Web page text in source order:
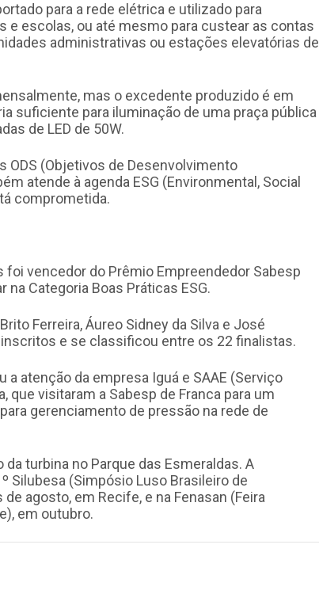
para a rede elétrica e utilizado para
e escolas, ou até mesmo para custear as contas
administrativas ou estações elevatórias de
mas o excedente produzido é em
suficiente para iluminação de uma praça pública
de LED de 50W.
(Objetivos de Desenvolvimento
atende à agenda ESG (Environmental, Social
comprometida.
vencedor do Prêmio Empreendedor Sabesp
Categoria Boas Práticas ESG.
Ferreira, Áureo Sidney da Silva e José
e se classificou entre os 22 finalistas.
atenção da empresa Iguá e SAAE (Serviço
que visitaram a Sabesp de Franca para um
gerenciamento de pressão na rede de
turbina no Parque das Esmeraldas. A
Silubesa (Simpósio Luso Brasileiro de
agosto, em Recife, e na Fenasan (Feira
em outubro.